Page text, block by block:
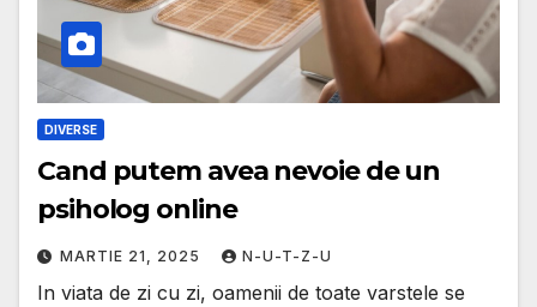
DIVERSE
Cand putem avea nevoie de un
psiholog online
MARTIE 21, 2025 N-U-T-Z-U
In viata de zi cu zi, oamenii de toate varstele se